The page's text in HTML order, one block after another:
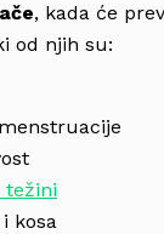
, kada će
od njih su:
težini
i kosa